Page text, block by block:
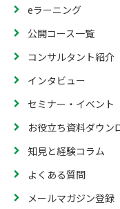
eラーニング
公開コース一覧
コンサルタント紹介
インタビュー
セミナー・イベント
お役立ち資料ダウン
知見と経験コラム
よくある質問
メールマガジン登録